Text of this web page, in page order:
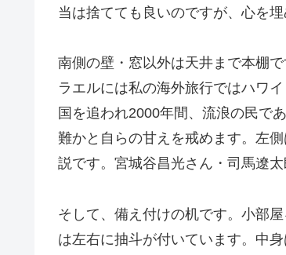
当は捨てても良いのですが、心を
南側の壁・窓以外は天井まで本棚
ラエルには私の海外旅行ではハワ
国を追われ2000年間、流浪の民で
難かと自らの甘えを戒めます。左
説です。宮城谷昌光さん・司馬遼
そして、備え付けの机です。小部
は左右に抽斗が付いています。中